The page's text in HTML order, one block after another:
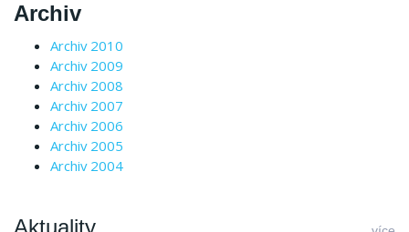
Archiv
Archiv 2010
Archiv 2009
Archiv 2008
Archiv 2007
Archiv 2006
Archiv 2005
Archiv 2004
Aktuality